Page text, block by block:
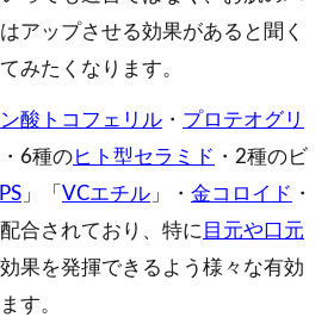
アップさせる効果があると聞く
みたくなります。
酸トコフェリル ・ プロテオグリ
6種のヒト型セラミド ・2種のビ
」「 VCエチル 」・ 金コロイド ・
合されており、特に 目元や口元
果を発揮できるよう様々な有効
す。